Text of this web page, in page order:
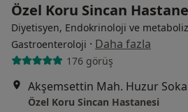
Özel Koru Sincan
Diyetisyen, Endokrinoloji ve
Gastroenteroloji · Daha fazla
176 görüş
Özel Koru Sincan Hastanesi